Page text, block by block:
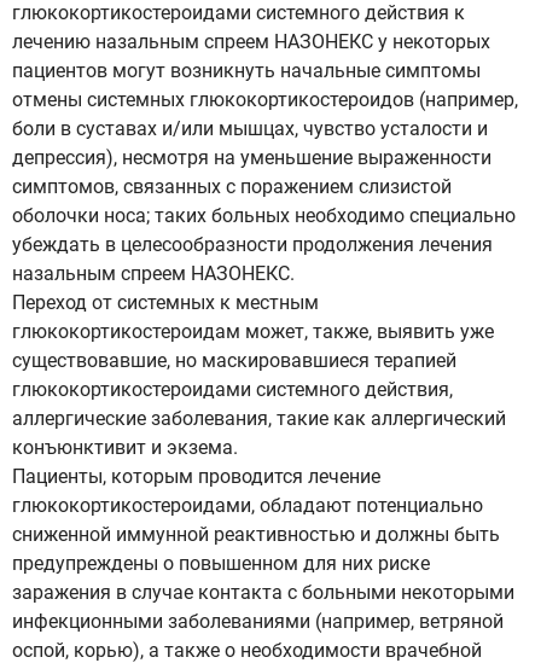
глюкокортикостероидами системного действия к
лечению назальным спреем НАЗОНЕКС у некоторых
пациентов могут возникнуть начальные симптомы
отмены системных глюкокортикостероидов (например,
боли в суставах и/или мышцах, чувство усталости и
депрессия), несмотря на уменьшение выраженности
симптомов, связанных с поражением слизистой
оболочки носа; таких больных необходимо специально
убеждать в целесообразности продолжения лечения
назальным спреем НАЗОНЕКС.
Переход от системных к местным
глюкокортикостероидам может, также, выявить уже
существовавшие, но маскировавшиеся терапией
глюкокортикостероидами системного действия,
аллергические заболевания, такие как аллергический
конъюнктивит и экзема.
Пациенты, которым проводится лечение
глюкокортикостероидами, обладают потенциально
сниженной иммунной реактивностью и должны быть
предупреждены о повышенном для них риске
заражения в случае контакта с больными некоторыми
инфекционными заболеваниями (например, ветряной
оспой, корью), а также о необходимости врачебной